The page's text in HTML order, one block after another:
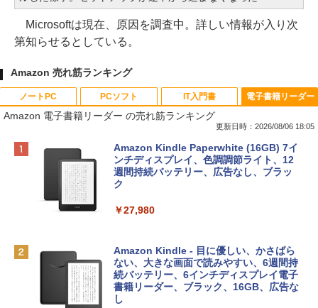
Microsoftは現在、原因を調査中。詳しい情報が入り次
第知らせるとしている。
Amazon 売れ筋ランキング
ノートPC
Apple 2026 MacBook Neo A18 Proチッ
プ搭載13インチノートブック：AIとAppl
e Intelligenceのために設計、Liquid Ret
inaディスプレイ、8GBユニファイドメモ
eTime HDカメラ、Touch ID - インディ
￥137,800
tomtoc 360°保護 15.6 16インチ パソコ
ンケース Dell NEC Lavie ASUS HP dyna
PCソフト
Robloxギフトカード - 800 Robux 【限
定バーチャルアイテムを含む】 【オンラ
インゲームコード】 ロブロックス | オン
ラインコード版
￥1,300
Microsoft Office Home & Business 202
4(最新 永続版)|オンラインコード版|Wind
ows11、10/mac対応|PC2台
￥39,582
IT入門書
生成AIパスポート公式テキスト 第４版
￥1,766
出す プロンプトの言葉 AI画像生成シリー
ズ (はぴーイラストLabo)
￥480
電子書籍リーダー
Amazon 電子書籍リーダー の売れ筋ランキング
更新日時：2026/08/06 18:05
Amazon Kindle Paperwhite (16GB) 7イ
ンチディスプレイ、色調調節ライト、12
週間持続バッテリー、広告なし、ブラッ
ク
￥27,980
Amazon Kindle - 目に優しい、かさばら
ない、大きな画面で読みやすい、6週間持
続バッテリー、6インチディスプレイ電子
書籍リーダー、ブラック、16GB、広告な
し